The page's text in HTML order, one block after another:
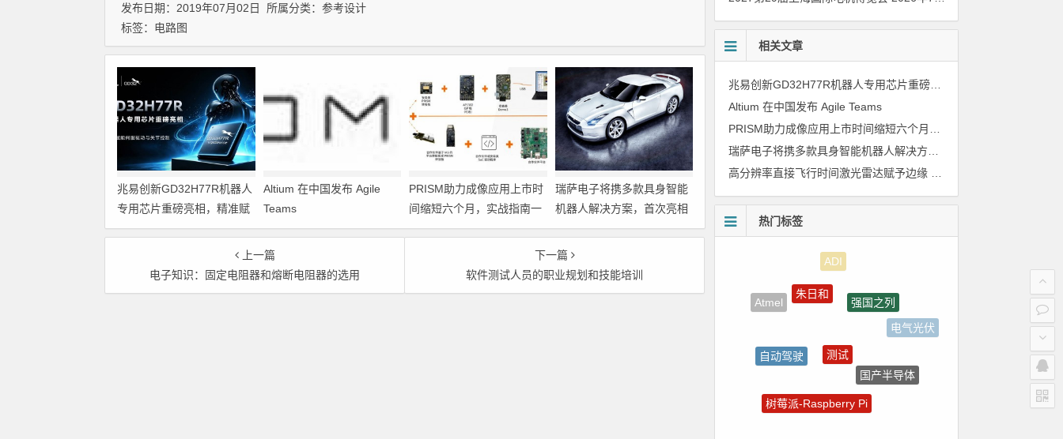
发布日期：2019年07月02日 所属分类： 参考设计
标签： 电路图
兆易创新GD32H77R机器人
专用芯片重磅亮相，精准赋
能伺服驱动与关节控制
Altium 在中国发布 Agile
Teams
PRISM助力成像应用上市时
间缩短六个月，实战指南一
文解读
瑞萨电子将携多款具身智能
机器人解决方案，首次亮相
2026中国具身智能机器人产
业大会
上一篇
电子知识：固定电阻器和熔断电阻器的选用
下一篇
软件测试人员的职业规划和技能培训
相关文章
兆易创新GD32H77R机器人专用芯片重磅亮相，精准赋能伺服驱动与关节控制
Altium 在中国发布 Agile Teams
热门标签
Atmel
朱日和
强国之列
电气光伏
国产半导体
裸视三维产品
传感器信号
树莓派-Raspberry Pi